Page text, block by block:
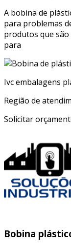
A bobina de
para problemas
produtos que
para
Ivc embalagens
Região de
Solicitar
Bobina